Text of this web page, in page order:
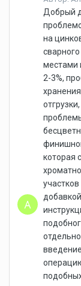
Добрый
на
местами
2-3%,
которая